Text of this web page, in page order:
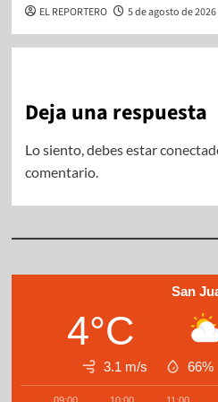
EL REPORTERO 5 de agosto de 2026
Deja una respuesta
Lo siento, debes estar
comentario.
San
4°C
3.1 m/s 66%